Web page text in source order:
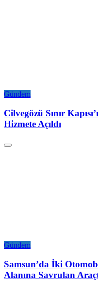
Gündem
Cilvegözü Sınır
Hizmete Açıldı
Gündem
Samsun’da İki
Alanına Savrulan